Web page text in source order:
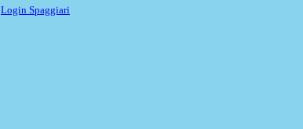
Login Spaggiari